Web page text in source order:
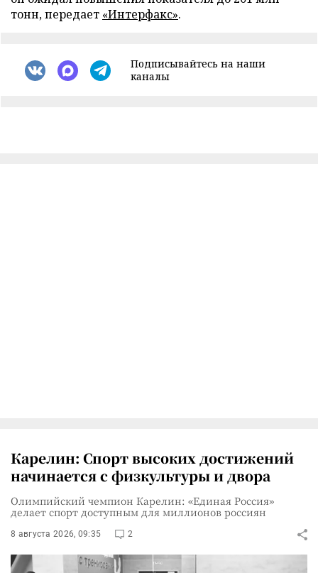
тонн, передает «Интерфакс».
Подписывайтесь на наши
каналы
Карелин: Спорт высоких достижений
начинается с физкультуры и двора
Олимпийский чемпион Карелин: «Единая Россия»
делает спорт доступным для миллионов россиян
8 августа 2026, 09:35 2